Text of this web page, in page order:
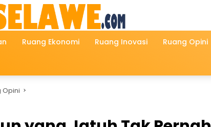
Ruang Ekonomi Ruang Inovasi Ruang Opini
Opini